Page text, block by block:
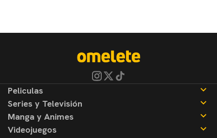
Peliculas
Noticias
Reseñas
Series y Televisión
Noticias
Reseñas
Manga y Animes
Noticias
Videojuegos